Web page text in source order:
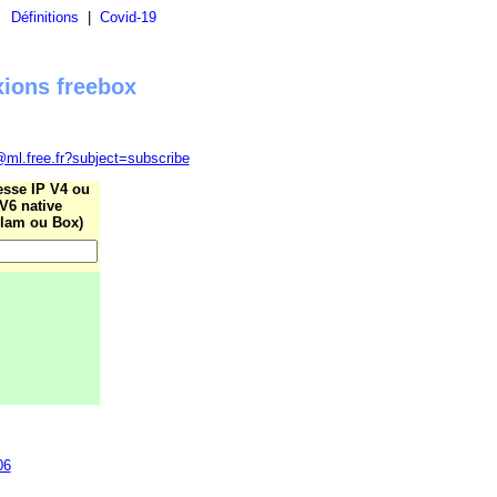
Définitions Covid-19
freebox
IP V4 ou
V6 native
ou Box)